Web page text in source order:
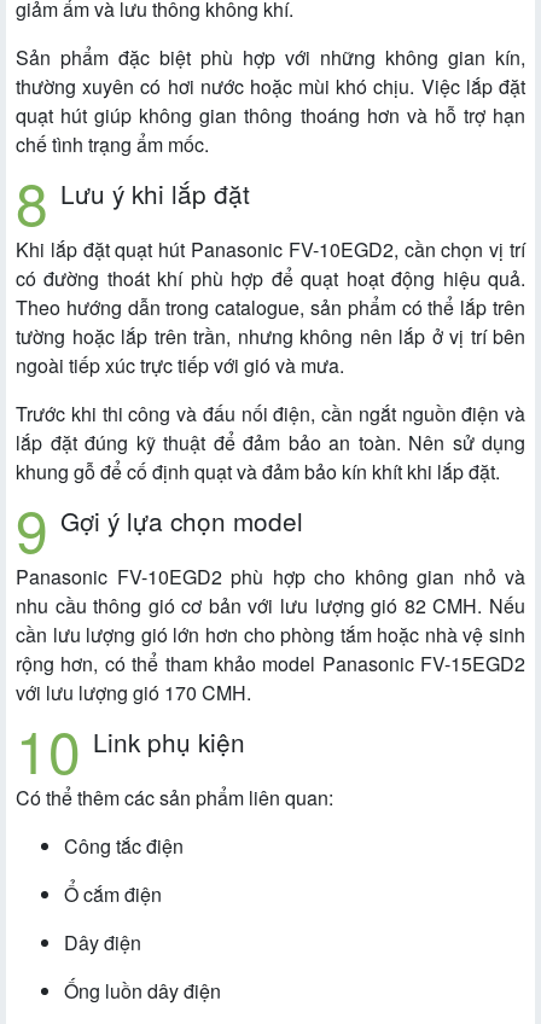
giảm ẩm và lưu thông không khí.
Sản phẩm đặc biệt phù hợp với những không gian kín,
thường xuyên có hơi nước hoặc mùi khó chịu. Việc lắp đặt
quạt hút giúp không gian thông thoáng hơn và hỗ trợ hạn
chế tình trạng ẩm mốc.
Lưu ý khi lắp đặt
Khi lắp đặt quạt hút Panasonic FV-10EGD2, cần chọn vị trí
có đường thoát khí phù hợp để quạt hoạt động hiệu quả.
Theo hướng dẫn trong catalogue, sản phẩm có thể lắp trên
tường hoặc lắp trên trần, nhưng không nên lắp ở vị trí bên
ngoài tiếp xúc trực tiếp với gió và mưa.
Trước khi thi công và đấu nối điện, cần ngắt nguồn điện và
lắp đặt đúng kỹ thuật để đảm bảo an toàn. Nên sử dụng
khung gỗ để cố định quạt và đảm bảo kín khít khi lắp đặt.
Gợi ý lựa chọn model
Panasonic FV-10EGD2 phù hợp cho không gian nhỏ và
nhu cầu thông gió cơ bản với lưu lượng gió 82 CMH. Nếu
cần lưu lượng gió lớn hơn cho phòng tắm hoặc nhà vệ sinh
rộng hơn, có thể tham khảo model Panasonic FV-15EGD2
với lưu lượng gió 170 CMH.
Link phụ kiện
Có thể thêm các sản phẩm liên quan:
Công tắc điện
Ổ cắm điện
Dây điện
Ống luồn dây điện